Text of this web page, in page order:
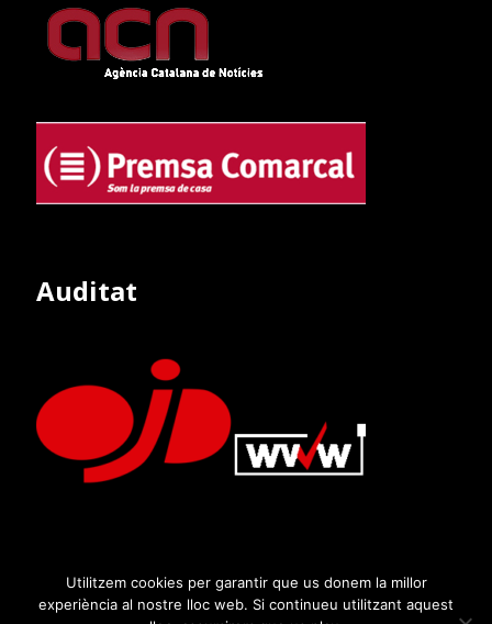
Auditat
Utilitzem cookies per garantir que us donem la millor
experiència al nostre lloc web. Si continueu utilitzant aquest